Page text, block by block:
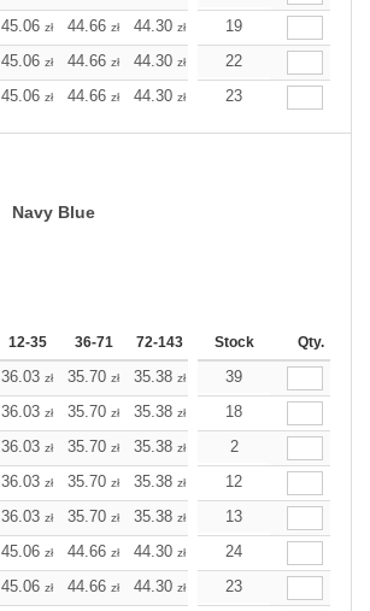
45.06 zł 44.66 zł 44.30 zł 43.89
19
45.06 zł 44.66 zł 44.30 zł 43.89
22
45.06 zł 44.66 zł 44.30 zł 43.89
23
Navy Blue
12-35 36-71 72-143 144-287 288 +
Stock Qty.
36.03 zł 35.70 zł 35.38 zł 35.10
39
36.03 zł 35.70 zł 35.38 zł 35.10
18
36.03 zł 35.70 zł 35.38 zł 35.10
2
36.03 zł 35.70 zł 35.38 zł 35.10
12
36.03 zł 35.70 zł 35.38 zł 35.10
13
45.06 zł 44.66 zł 44.30 zł 43.89
24
45.06 zł 44.66 zł 44.30 zł 43.89
23